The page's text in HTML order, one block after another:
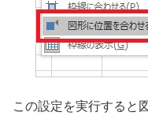
この設定を実行すると